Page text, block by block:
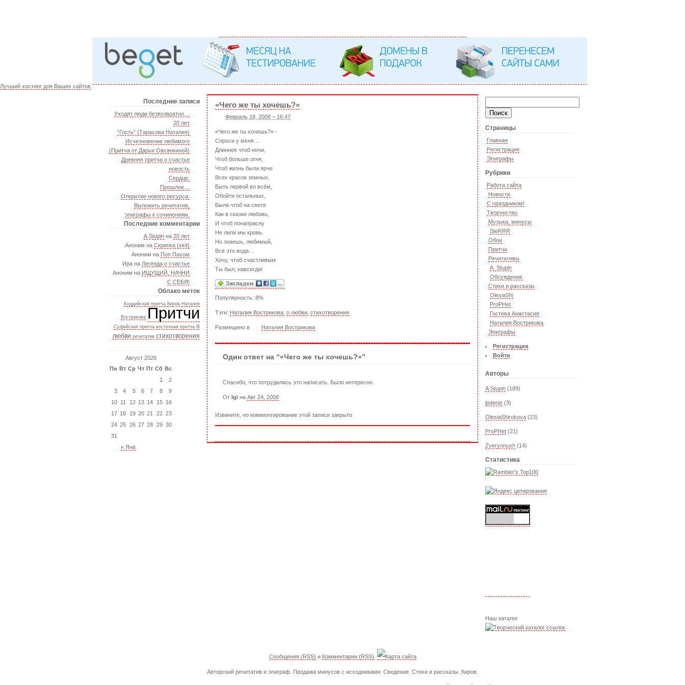
Лучший хостинг для Ваших сайтов
Последние записи
Уходят люди безвозвратно…
20 лет
“Гость” (Тарасова Наталия)
Исчезновение любимого
(Притча от Дарьи Овсянкиной)
Древняя притча о счастье
новость
Сердце.
Прошлое…
Открытие нового ресурса.
Выложить речитатив,
эпиграфы к сочинениям.
Последние комментарии
A.Stupin на 20 лет
Аноним на Скрипка (skit)
Аноним на Поп Пахом
Ира на Легенда о счастье
Аноним на ИЩУЩИЙ, НАЧНИ
С СЕБЯ!
Облако меток
Буддийская притча Киров Наталия
Вострикова Притчи
Суфийская притча восточная притча о
любви речитатив стихотворения
Август 2026
Пн Вт Ср Чт Пт Сб Вс
« Янв
1
2
3
4 5 6 7 8
9
10 11 12 13 14 15 16
17 18 19 20 21 22 23
24 25 26 27 28 29 30
31
Страницы
Главная
Регистрация
Эпиграфы
Рубрики
Работа сайта
Новости
С праздником!
Творчество
Музыка, минусы
SteRRR
Обои
Притчи
Речитативы
A. Stupin
Обсуждение
Стихи и рассказы
OlesiaShi
ProPHet
Гостева Анастасия
Наталия Вострикова
Эпиграфы
Регистрация
Войти
Авторы
A.Stupin (189)
lpdenis (3)
OlesiaShirokova (23)
ProPHet (21)
Zveryonush (14)
Статистика
Наш каталог
«Чего же ты хочешь?»
Февраль 18, 2008 – 16:47
«Чего же ты хочешь?» -
Спроси у меня…
Длиннее чтоб ночи,
Чтоб больше огня,
Чтоб жизнь была ярче
Всех красок земных,
Быть первой во всём,
Обойти остальных,
Была чтоб на свете
Как в сказке любовь,
И чтоб понапрасну
Не лили мы кровь.
Но знаешь, любимый,
Всё это вода…
Хочу, чтоб счастливым
Ты был, навсегда!
Популярность: 8%
Тэги: Наталия Вострикова о любви стихотворения
Размещено в Наталия Вострикова
Один ответ на “«Чего же ты хочешь?»”
Спасибо, что потрудились это написать. Было интересно.
От Igi на Авг 24, 2008
Извините, но комментирование этой записи закрыто
Сообщения (RSS) и Комментарии (RSS)
Авторский речитатив и эпиграф. Продажа минусов с исходниками. Сведение. Стихи и рассказы. Киров.